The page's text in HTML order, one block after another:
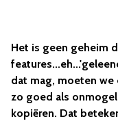
Het is geen geheim
dat mag, moeten
zo goed als
kopiëren. Dat